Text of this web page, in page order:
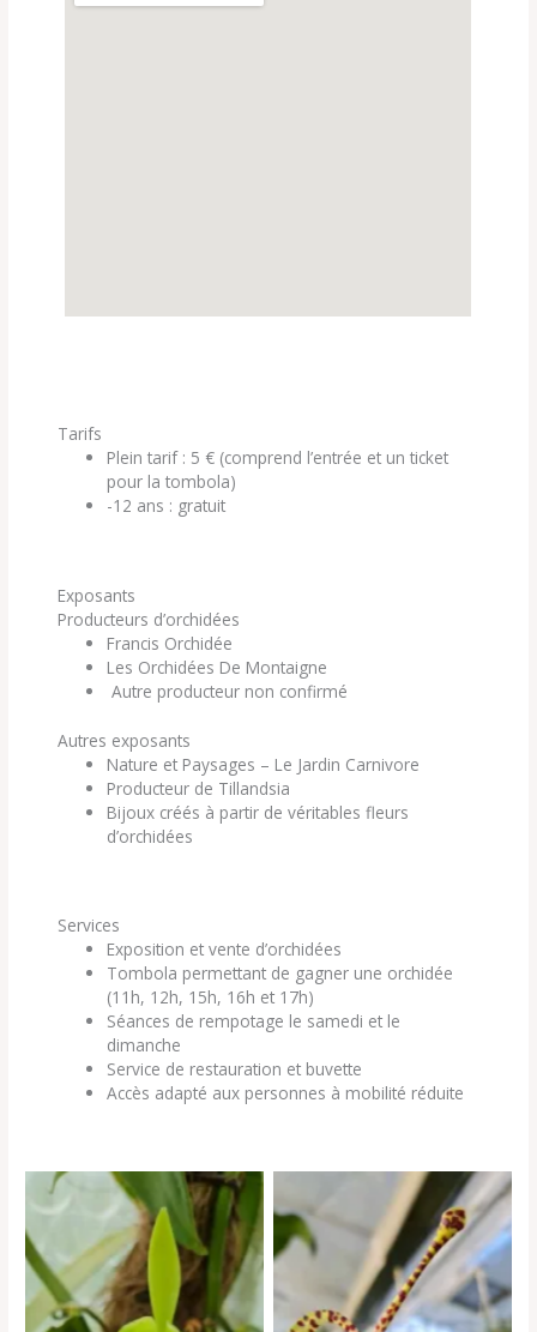
Tarifs
Plein tarif : 5 € (comprend l’entrée et un ticket
pour la tombola)
-12 ans : gratuit
Exposants
Producteurs d’orchidées
Francis Orchidée
Les Orchidées De Montaigne
Autre producteur non confirmé
Autres exposants
Nature et Paysages – Le Jardin Carnivore
Producteur de Tillandsia
Bijoux créés à partir de véritables fleurs
d’orchidées
Services
Exposition et vente d’orchidées
Tombola permettant de gagner une orchidée
(11h, 12h, 15h, 16h et 17h)
Séances de rempotage le samedi et le
dimanche
Service de restauration et buvette
Accès adapté aux personnes à mobilité réduite